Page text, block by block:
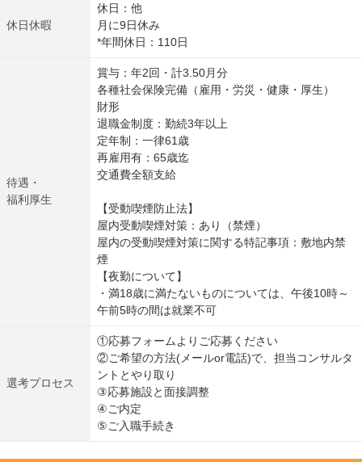
休日休暇
休日：他
月に9日休み
*年間休日：110日
待遇・
福利厚生
賞与：年2回・計3.50月分
各種社会保険完備（雇用・労災・健康・厚生）
財形
退職金制度：勤続3年以上
定年制：一律61歳
再雇用有：65歳迄
交通費全額支給
【受動喫煙防止法】
屋内受動喫煙対策：あり（禁煙）
屋内の受動喫煙対策に関する特記事項：敷地内禁
煙
【夜勤について】
・満18歳に満たないものについては、午後10時～
午前5時の間は就業不可
選考プロセス
①応募フォームよりご応募ください
②ご希望の方法(メールor電話)で、担当コンサルタ
ントとやり取り
③応募施設と面接調整
④ご内定
⑤ご入職手続き